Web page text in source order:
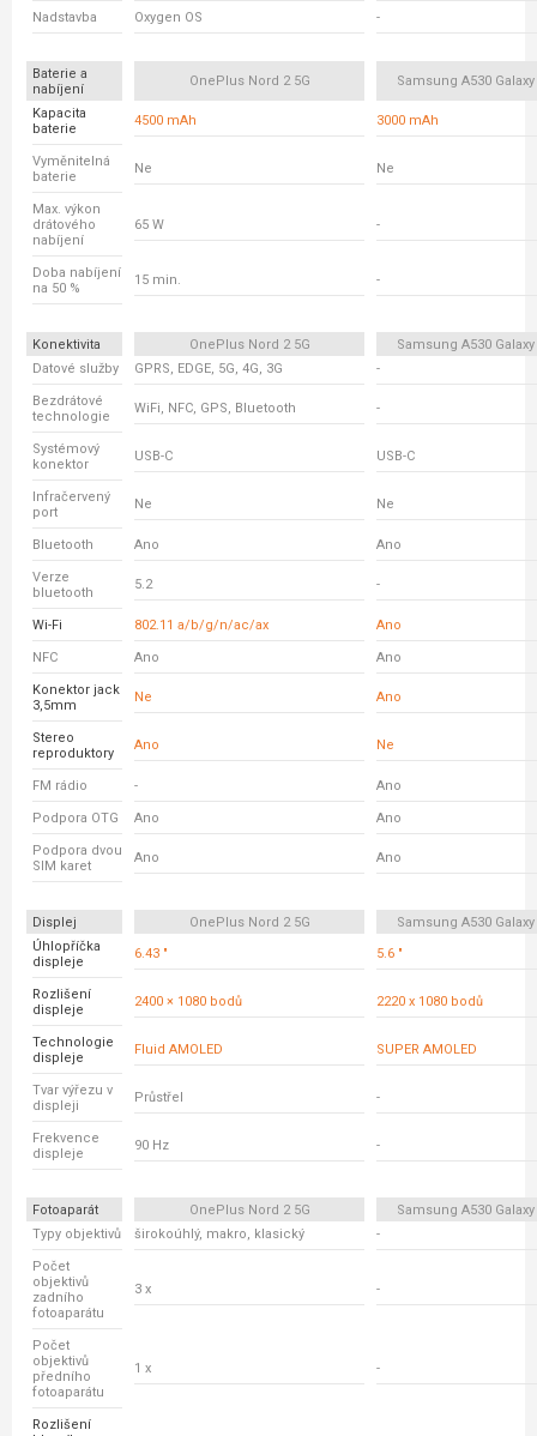
Nadstavba Oxygen OS -
Baterie a
nabíjení
OnePlus Nord 2 5G Samsung A530 Galaxy
Kapacita
baterie
4500 mAh 3000 mAh
Vyměnitelná
baterie
Ne Ne
Max. výkon
drátového
nabíjení
65 W -
Doba nabíjení
na 50 %
15 min. -
Konektivita OnePlus Nord 2 5G
Samsung A530 Galaxy
Datové služby
GPRS, EDGE, 5G, 4G, 3G -
Bezdrátové
technologie
WiFi, NFC, GPS, Bluetooth -
Systémový
konektor
USB-C USB-C
Infračervený
port
Ne Ne
Bluetooth Ano Ano
Verze
bluetooth
5.2 -
Wi-Fi 802.11 a/b/g/n/ac/ax Ano
NFC Ano Ano
Konektor jack
3,5mm
Ne Ano
Stereo
reproduktory
Ano Ne
FM rádio - Ano
Podpora OTG Ano Ano
Podpora dvou
SIM karet
Ano Ano
Displej OnePlus Nord 2 5G
Samsung A530 Galaxy
Úhlopříčka
displeje
6.43 " 5.6 "
Rozlišení
displeje
2400 × 1080 bodů 2220 x 1080 bodů
Technologie
displeje
Fluid AMOLED SUPER AMOLED
Tvar výřezu v
displeji
Průstřel -
Frekvence
displeje
90 Hz -
Fotoaparát OnePlus Nord 2 5G
Samsung A530 Galaxy
Typy objektivů
širokoúhlý, makro, klasický -
Počet
objektivů
zadního
fotoaparátu
3 x -
Počet
objektivů
předního
fotoaparátu
1 x -
Rozlišení